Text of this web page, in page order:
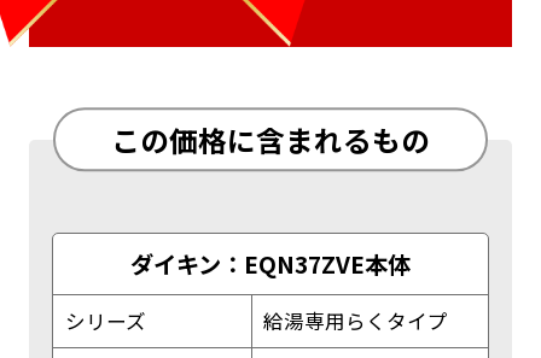
この価格に含まれるもの
ダイキン：EQN37ZVE本体
シリーズ
給湯専用らくタイプ